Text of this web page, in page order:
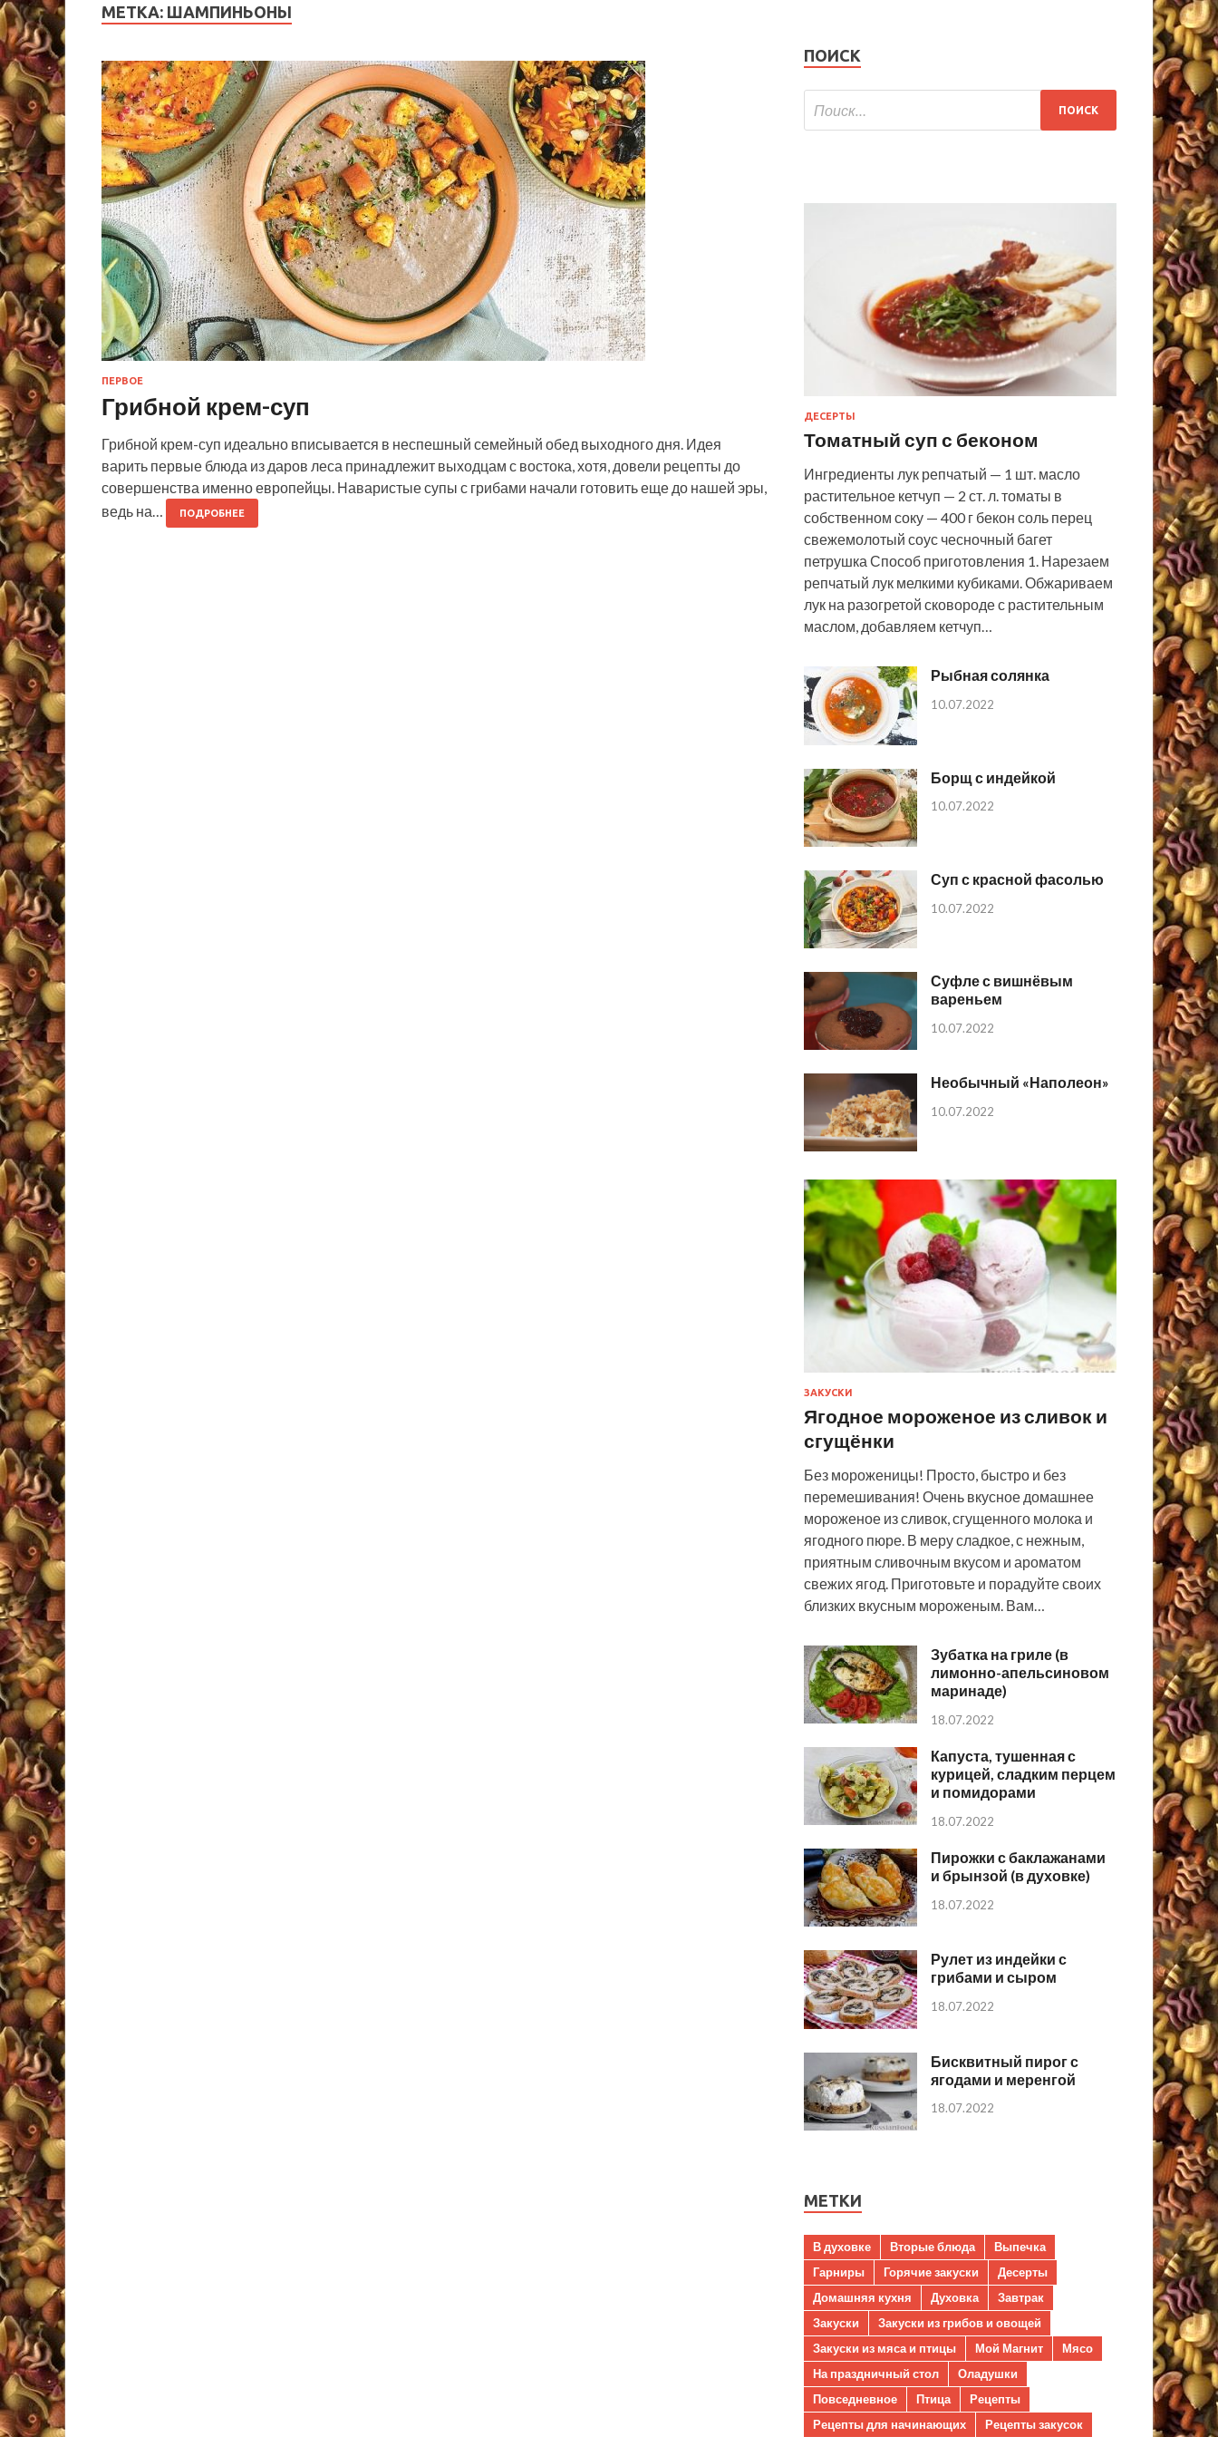
МЕТКА: ШАМПИНЬОНЫ
ПЕРВОЕ
Грибной крем-суп
Грибной крем-суп идеально вписывается в неспешный семейный обед выходного дня. Идея
варить первые блюда из даров леса принадлежит выходцам с востока, хотя, довели рецепты до
совершенства именно европейцы. Наваристые супы с грибами начали готовить еще до нашей эры,
ведь на…
ПОДРОБНЕЕ
ПОИСК
ДЕСЕРТЫ
Томатный суп с беконом
Ингредиенты лук репчатый — 1 шт. масло
растительное кетчуп — 2 ст. л. томаты в
собственном соку — 400 г бекон соль перец
свежемолотый соус чесночный багет
петрушка Способ приготовления 1. Нарезаем
репчатый лук мелкими кубиками. Обжариваем
лук на разогретой сковороде с растительным
маслом, добавляем кетчуп…
Рыбная солянка
10.07.2022
Борщ с индейкой
10.07.2022
Суп с красной фасолью
10.07.2022
Суфле с вишнёвым
вареньем
10.07.2022
Необычный «Наполеон»
10.07.2022
ЗАКУСКИ
Ягодное мороженое из сливок и
сгущёнки
Без мороженицы! Просто, быстро и без
перемешивания! Очень вкусное домашнее
мороженое из сливок, сгущенного молока и
ягодного пюре. В меру сладкое, с нежным,
приятным сливочным вкусом и ароматом
свежих ягод. Приготовьте и порадуйте своих
близких вкусным мороженым. Вам…
Зубатка на гриле (в
лимонно-апельсиновом
маринаде)
18.07.2022
Капуста, тушенная с
курицей, сладким перцем
и помидорами
18.07.2022
Пирожки с баклажанами
и брынзой (в духовке)
18.07.2022
Рулет из индейки с
грибами и сыром
18.07.2022
Бисквитный пирог с
ягодами и меренгой
18.07.2022
МЕТКИ
В духовке Вторые блюда
Выпечка
Гарниры
Горячие закуски
Десерты
Домашняя кухня
Духовка
Завтрак
Закуски
Закуски из грибов и овощей
Закуски из мяса и птицы
Мой Магнит
Мясо
На праздничный стол
Оладушки
Повседневное
Птица
Рецепты
Рецепты для начинающих
Рецепты закусок